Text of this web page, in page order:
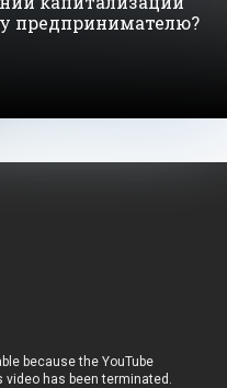
предпринимателю?